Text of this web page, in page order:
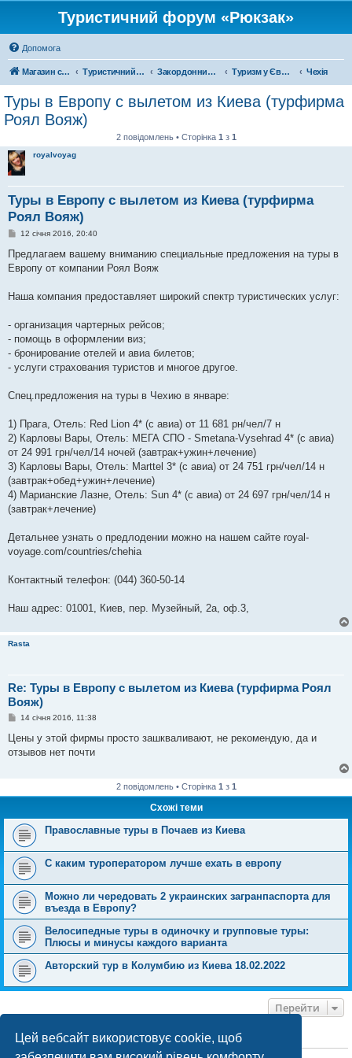
Цей вебсайт використовує cookie, щоб
Туристичний форум «Рюкзак»
Допомога
Магазин спорядження Туристичний форум «Рюкзак» Закордонний туризм Туризм у Європі Чехія
Туры в Европу с вылетом из Киева (турфирма
Роял Вояж)
2 повідомлень • Сторінка 1 з 1
royalvoyag
Туры в Европу с вылетом из Киева (турфирма
Роял Вояж)
П
в
д
л
н
я
12 січня 2016, 20:40
Предлагаем вашему вниманию специальные предложения на туры в
Европу от компании Роял Вояж
Наша компания предоставляет широкий спектр туристических услуг:
- организация чартерных рейсов;
- помощь в оформлении виз;
- бронирование отелей и авиа билетов;
- услуги страхования туристов и многое другое.
Спец.предложения на туры в Чехию в январе:
1) Прага, Отель: Red Lion 4* (c авиа) от 11 681 рн/чел/7 н
2) Карловы Вары, Отель: МЕГА СПО - Smetana-Vysehrad 4* (с авиа)
от 24 991 грн/чел/14 ночей (завтрак+ужин+лечение)
3) Карловы Вары, Отель: Marttel 3* (с авиа) от 24 751 грн/чел/14 н
(завтрак+обед+ужин+лечение)
4) Марианские Лазне, Отель: Sun 4* (с авиа) от 24 697 грн/чел/14 н
(завтрак+лечение)
Детальнее узнать о предлодении можно на нашем сайте royal-
voyage.com/countries/chehia
Контактный телефон: (044) 360-50-14
Наш адрес: 01001, Киев, пер. Музейный, 2а, оф.3,
Rasta
Re: Туры в Европу с вылетом из Киева (турфирма Роял
Вояж)
П
в
д
я
14 січня 2016, 11:38
Цены у этой фирмы просто зашкваливают, не рекомендую, да и
отзывов нет почти
2 повідомлень • Сторінка 1 з 1
Схожі теми
Православные туры в Почаев из Киева
C каким туроператором лучше ехать в европу
Можно ли чередовать 2 украинских загранпаспорта для
въезда в Европу?
Велосипедные туры в одиночку и групповые туры:
Плюсы и минусы каждого варианта
Авторский тур в Колумбию из Киева 18.02.2022
Перейти
ХТО ЗАРАЗ ОНЛАЙН
Зараз переглядають цей форум:ClaudeBot [бот ШІ]і 0 гостей